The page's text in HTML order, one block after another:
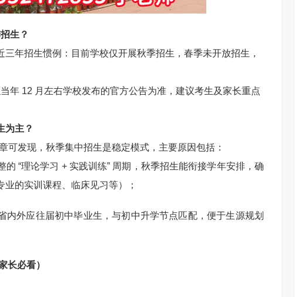
生？
年招生惯例：目前学校仅开展秋季招生，春季未开放招生，
年 12 月左右学校发布的官方公告为准，建议考生及家长重点
为主？
可发现，秋季集中招生是稳定模式，主要原因包括：
“理论学习 + 实践训练” 周期，秋季招生能衔接学年安排，确
的实训课程、临床见习等）；
内外应往届初中毕业生，与初中升学节点匹配，便于生源规划
长必看）